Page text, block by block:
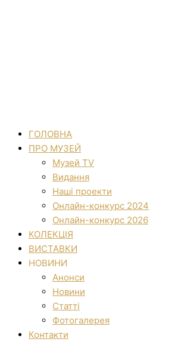
ГОЛОВНА
ПРО МУЗЕЙ
Музей TV
Видання
Наші проекти
Онлайн-конкурс 2024
Онлайн-конкурс 2026
КОЛЕКЦІЯ
ВИСТАВКИ
НОВИНИ
Анонси
Новини
Статті
Фотогалерея
Контакти